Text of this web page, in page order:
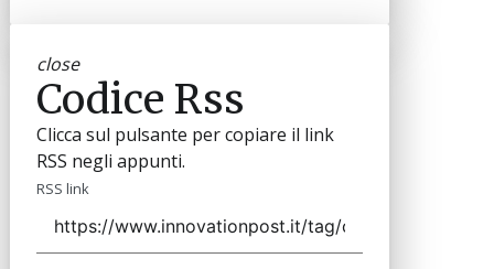
close
Codice Rss
Clicca sul pulsante per copiare il link
RSS negli appunti.
RSS link